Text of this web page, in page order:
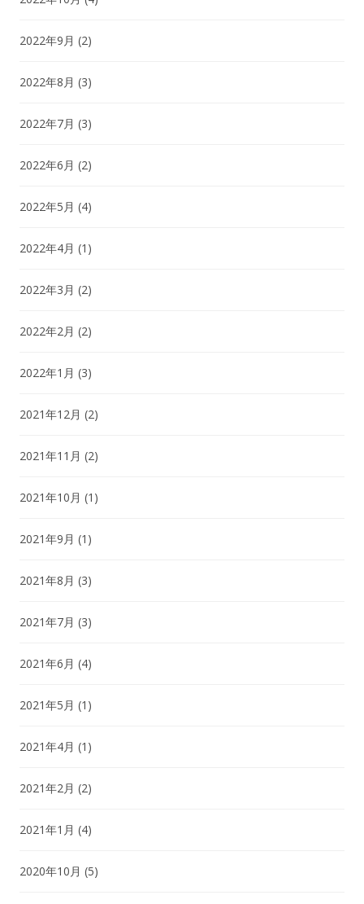
2022年9月 (2)
2022年8月 (3)
2022年7月 (3)
2022年6月 (2)
2022年5月 (4)
2022年4月 (1)
2022年3月 (2)
2022年2月 (2)
2022年1月 (3)
2021年12月 (2)
2021年11月 (2)
2021年10月 (1)
2021年9月 (1)
2021年8月 (3)
2021年7月 (3)
2021年6月 (4)
2021年5月 (1)
2021年4月 (1)
2021年2月 (2)
2021年1月 (4)
2020年10月 (5)